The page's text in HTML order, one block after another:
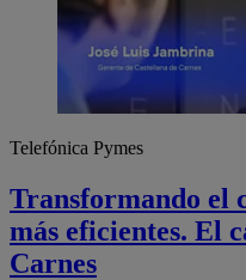
Telefónica Pymes
Transformando el
más eficientes. El
Carnes